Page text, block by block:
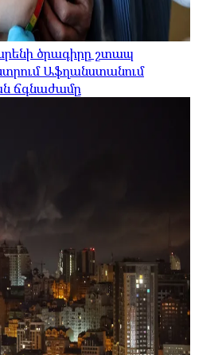
ծրագիրը շտապ
Աֆղանստանում
ճգնաժամը